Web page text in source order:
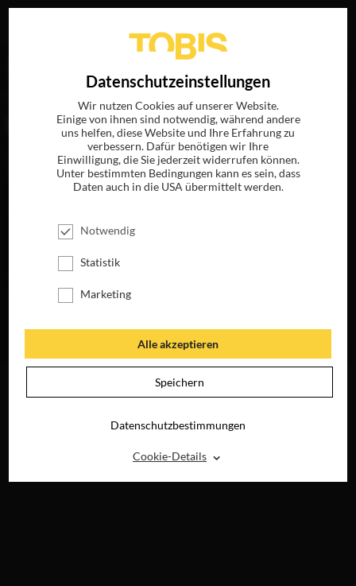
„Todd Black“ergab folgende Treffer
JETZT AUF BLU-
Datenschutzeinstellungen
Wir nutzen Cookies auf unserer Website.
Einige von ihnen sind notwendig, während andere
uns helfen, diese Website und Ihre Erfahrung zu
verbessern. Dafür benötigen wir Ihre
Einwilligung, die Sie jederzeit widerrufen können.
Unter bestimmten Bedingungen kann es sein, dass
Daten auch in die USA übermittelt werden.
Notwendig
Statistik
Marketing
Alle akzeptieren
Speichern
Datenschutzbestimmungen
Cookie-Details ⌃